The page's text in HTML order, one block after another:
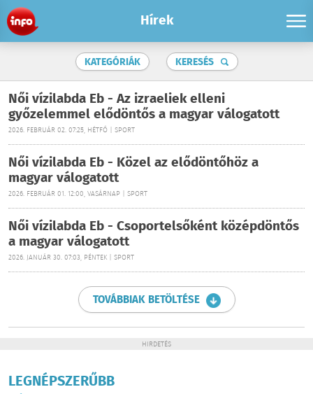
Hírek
KATEGÓRIÁK KERESÉS
Női vízilabda Eb - Az izraeliek elleni
győzelemmel elődöntős a magyar válogatott
2026. FEBRUÁR 02. 07:25, HÉTFŐ | SPORT
Női vízilabda Eb - Közel az elődöntőhöz a
magyar válogatott
2026. FEBRUÁR 01. 12:00, VASÁRNAP | SPORT
Női vízilabda Eb - Csoportelsőként középdöntős
a magyar válogatott
2026. JANUÁR 30. 07:03, PÉNTEK | SPORT
TOVÁBBIAK BETÖLTÉSE
HIRDETÉS
LEGNÉPSZERŰBB